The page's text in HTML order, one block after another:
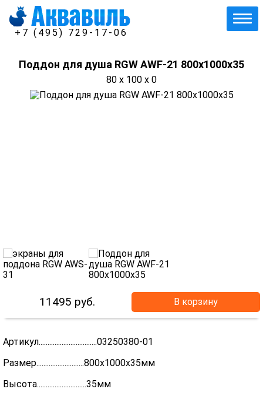
+7 (495) 729-17-06
Поддон для душа RGW AWF-21 800х1000х35
80 x 100 x 0
11495 руб. В корзину
Артикул.................................03250380-01
Размер...........................800х1000х35мм
Высота............................35мм